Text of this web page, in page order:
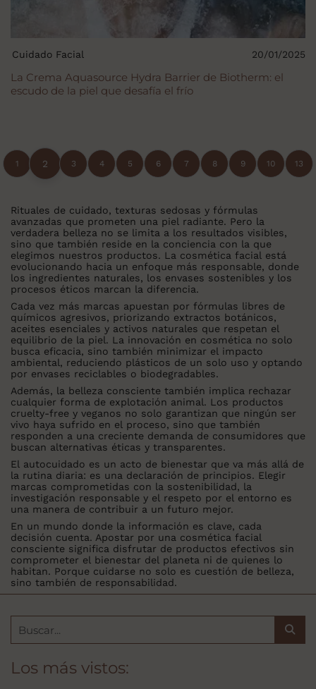
La Crema Aquasource Hydra Barrier de Biotherm: el
escudo de la piel que desafía el frío
Cuidado Facial 20/01/2025
1 2 3 4 5 6 7 8 9 10 13
Rituales de cuidado, texturas sedosas y fórmulas
avanzadas que prometen una piel radiante. Pero la
verdadera belleza no se limita a los resultados visibles,
sino que también reside en la conciencia con la que
elegimos nuestros productos. La cosmética facial está
evolucionando hacia un enfoque más responsable, donde
los ingredientes naturales, los envases sostenibles y los
procesos éticos marcan la diferencia.
Cada vez más marcas apuestan por fórmulas libres de
químicos agresivos, priorizando extractos botánicos,
aceites esenciales y activos naturales que respetan el
equilibrio de la piel. La innovación en cosmética no solo
busca eficacia, sino también minimizar el impacto
ambiental, reduciendo plásticos de un solo uso y optando
por envases reciclables o biodegradables.
Además, la belleza consciente también implica rechazar
cualquier forma de explotación animal. Los productos
cruelty-free y veganos no solo garantizan que ningún ser
vivo haya sufrido en el proceso, sino que también
responden a una creciente demanda de consumidores que
buscan alternativas éticas y transparentes.
El autocuidado es un acto de bienestar que va más allá de
la rutina diaria: es una declaración de principios. Elegir
marcas comprometidas con la sostenibilidad, la
investigación responsable y el respeto por el entorno es
una manera de contribuir a un futuro mejor.
En un mundo donde la información es clave, cada
decisión cuenta. Apostar por una cosmética facial
consciente significa disfrutar de productos efectivos sin
comprometer el bienestar del planeta ni de quienes lo
habitan. Porque cuidarse no solo es cuestión de belleza,
sino también de responsabilidad.
Los más vistos: